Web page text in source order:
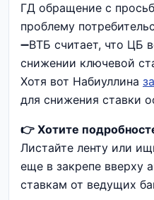
ГД обращение с
проблему
➖ВТБ считает, что ЦБ
снижении ключевой
Хотя вот Набиуллина
для снижения ставки
👉 Хотите
Листайте ленту или
еще в закрепе вверху
ставкам от ведущих